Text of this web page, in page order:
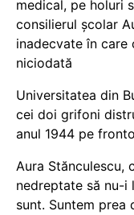
medical, pe holuri
consilierul școlar
inadecvate în care
niciodată
Universitatea din
cei doi grifoni
anul 1944 pe
Aura Stănculescu,
nedreptate să nu-i
sunt. Suntem prea